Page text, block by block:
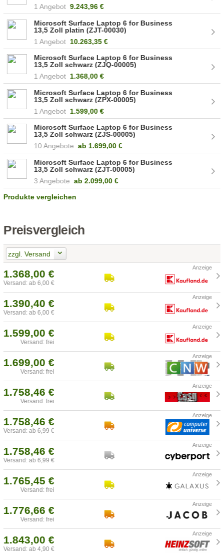
1 Angebot 9.243,96 €
Microsoft Surface Laptop 6 for Business
13,5 Zoll platin (ZJT-00030)
1 Angebot 10.263,35 €
Microsoft Surface Laptop 6 for Business
13,5 Zoll schwarz (ZJQ-00005)
1 Angebot 1.368,00 €
Microsoft Surface Laptop 6 for Business
13,5 Zoll schwarz (ZPX-00005)
1 Angebot 1.599,00 €
Microsoft Surface Laptop 6 for Business
13,5 Zoll schwarz (ZJS-00005)
10 Angebote ab 1.699,00 €
Microsoft Surface Laptop 6 for Business
13,5 Zoll schwarz (ZJT-00005)
3 Angebote ab 2.099,00 €
Produkte vergleichen
Preisvergleich
zzgl. Versand
1.368,00 €
Versand: ab 6,00 €
1.390,40 €
Versand: ab 6,00 €
1.599,00 €
Versand: frei
1.699,00 €
Versand: frei
1.758,46 €
Versand: frei
1.758,46 €
Versand: ab 6,99 €
1.758,46 €
Versand: ab 6,99 €
1.765,45 €
Versand: frei
1.776,66 €
Versand: frei
1.843,00 €
Versand: ab 4,90 €